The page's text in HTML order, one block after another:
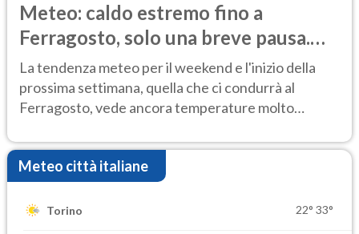
Meteo: caldo estremo fino a
Ferragosto, solo una breve pausa.
Ecco dove
La tendenza meteo per il weekend e l'inizio della
prossima settimana, quella che ci condurrà al
Ferragosto, vede ancora temperature molto
Meteo città italiane
Torino 22° 33°